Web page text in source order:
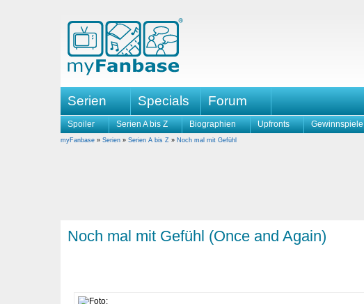
Serien Specials Forum
Spoiler Serien A bis Z Biographien Upfronts Gewinnspiele
myFanbase » Serien » Serien A bis Z » Noch mal mit Gefühl
Noch mal mit Gefühl (Once and Again)